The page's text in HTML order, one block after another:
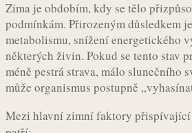
Zima je obdobím, kdy se tělo
podmínkám. Přirozeným důsledkem
metabolismu, snížení energetického
některých živin. Pokud se tento stav
méně pestrá strava, málo slunečního
může organismus postupně
Mezi hlavní zimní faktory